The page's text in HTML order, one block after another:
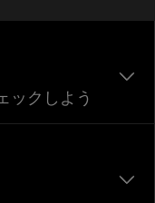
ックしよう